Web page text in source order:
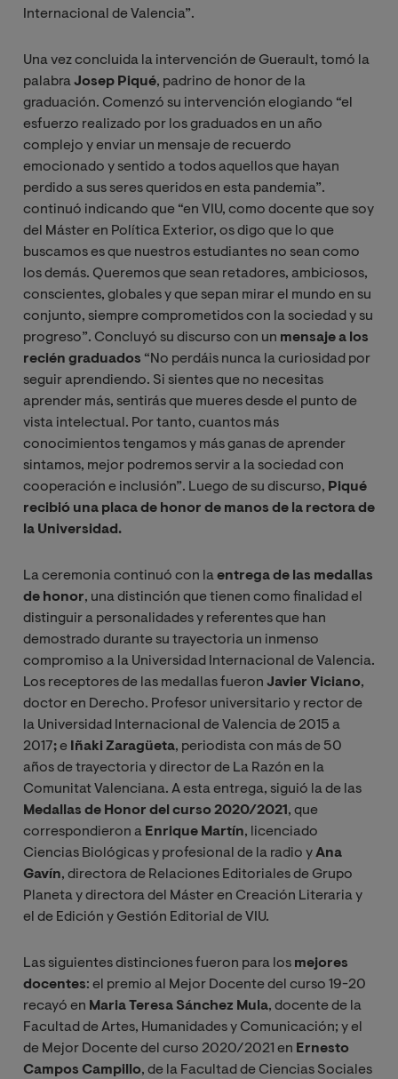
Internacional de Valencia”.
Una vez concluida la intervención de Guerault, tomó la
palabraJosep Piqué, padrino de honor de la
graduación. Comenzó su intervención elogiando “el
esfuerzo realizado por los graduados en un año
complejo y enviar un mensaje de recuerdo
emocionado y sentido a todos aquellos que hayan
perdido a sus seres queridos en esta pandemia”.
continuó indicando que “en VIU, como docente que soy
del Máster en Política Exterior, os digo que lo que
buscamos es que nuestros estudiantes no sean como
los demás. Queremos que sean retadores, ambiciosos,
conscientes, globales y que sepan mirar el mundo en su
conjunto, siempre comprometidos con la sociedad y su
progreso”. Concluyó su discurso con un mensaje a los
recién graduados “No perdáis nunca la curiosidad por
seguir aprendiendo. Si sientes que no necesitas
aprender más, sentirás que mueres desde el punto de
vista intelectual. Por tanto, cuantos más
conocimientos tengamos y más ganas de aprender
sintamos, mejor podremos servir a la sociedad con
cooperación e inclusión”. Luego de su discurso, Piqué
recibió una placa de honor de manos de la rectora de
la Universidad.
La ceremonia continuó con laentrega de las medallas
de honor, una distinción que tienen como finalidad el
distinguir a personalidades y referentes que han
demostrado durante su trayectoria un inmenso
compromiso a la Universidad Internacional de Valencia.
Los receptores de las medallas fueron Javier Viciano,
doctor en Derecho. Profesor universitario y rector de
la Universidad Internacional de Valencia de 2015 a
2017;e Iñaki Zaragüeta, periodista con más de 50
años de trayectoria y director de La Razón en la
Comunitat Valenciana. A esta entrega, siguió la de las
Medallas de Honor del curso 2020/2021 , que
correspondieron a Enrique Martín, licenciado
Ciencias Biológicas y profesional de la radio yAna
Gavín, directora de Relaciones Editoriales de Grupo
Planeta y directora del Máster en Creación Literaria y
el de Edición y Gestión Editorial de VIU.
Las siguientes distinciones fueron para los mejores
docentes: el premio al Mejor Docente del curso 19-20
recayó en Maria Teresa Sánchez Mula, docente de la
Facultad de Artes, Humanidades y Comunicación; y el
de Mejor Docente del curso 2020/2021 en Ernesto
Campos Campillo, de la Facultad de Ciencias Sociales